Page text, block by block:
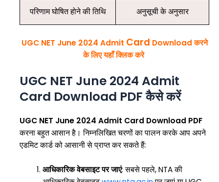
परिणाम घोषित होने की तिथि अनुसूची के अनुसार
UGC NET June 2024 Admit Card Download करने
के लिए यहाँ क्लिक करे
UGC NET June 2024 Admit
Card Download PDF कैसे करें
UGC NET June 2024 Admit Card Download PDF
करना बहुत आसान है। निम्नलिखित चरणों का पालन करके आप अपने
एडमिट कार्ड को आसानी से प्राप्त कर सकते हैं:
आधिकारिक वेबसाइट पर जाएं: सबसे पहले, NTA की